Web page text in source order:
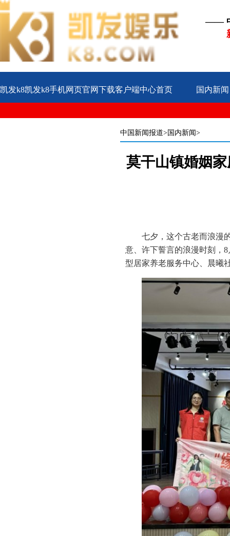
——
凯发k8凯发k8手机网页官网下载客户端中心首页 国内新闻
中国新闻报道>国内新闻>
莫干山镇婚姻
七夕，这个古老而浪漫
意、许下誓言的浪漫时刻，
型居家养老服务中心、晨曦